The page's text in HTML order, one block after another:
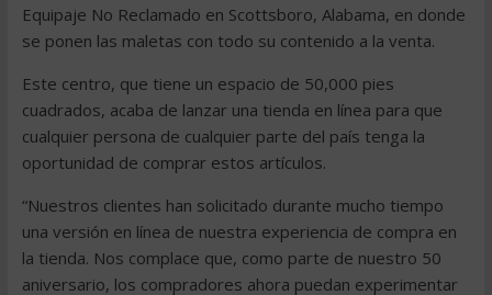
Equipaje No Reclamado en Scottsboro, Alabama, en donde
se ponen las maletas con todo su contenido a la venta.
Este centro, que tiene un espacio de 50,000 pies
cuadrados, acaba de lanzar una tienda en línea para que
cualquier persona de cualquier parte del país tenga la
oportunidad de comprar estos artículos.
“Nuestros clientes han solicitado durante mucho tiempo
una versión en línea de nuestra experiencia de compra en
la tienda. Nos complace que, como parte de nuestro 50
aniversario, los compradores ahora puedan experimentar